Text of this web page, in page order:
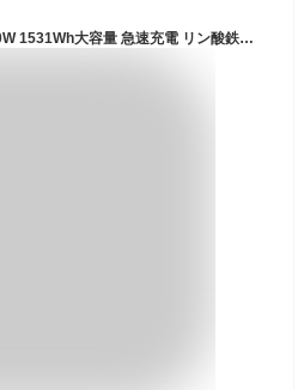
Evopow ポータブル電源 1500W 1531Wh大容量 急速充電 リン酸鉄バッテリー 長寿命 出力1200W(瞬間最大2400W) 蓄電池 コンパクト 純正弦波 非常用電源 車中泊 キャンプ アウトドア 防災 停電対策 地震備え 災害時